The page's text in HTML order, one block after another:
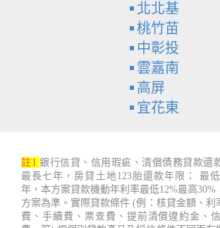
北北基
桃竹苗
中彰投
雲嘉南
高屏
宜花東
註1 銀行信貸、信用瑕疵、清償債務貸款還
最長七年，房貸土地123胎還款年限： 最
年，本方案貸款機動年利率最低12%最高30%
方案為準。實際貸款條件 (例：核貸金額、利
費、手續費、票查費、提前清償違約金、